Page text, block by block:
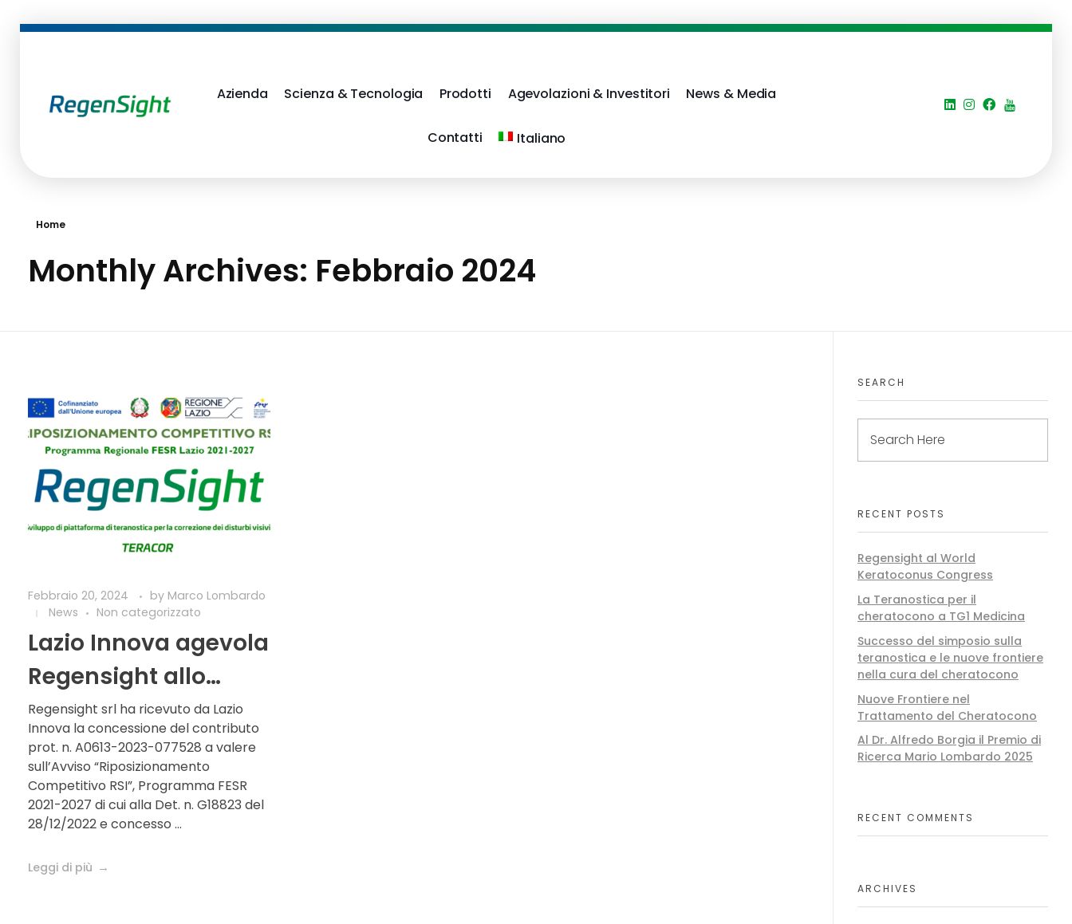
Azienda Scienza & Tecnologia Prodotti Agevolazioni & Investitori News & Media
Contatti Italiano
Home
Monthly Archives: Febbraio 2024
Febbraio 20, 2024 by Marco Lombardo
News
Non categorizzato
Lazio Innova agevola
Regensight allo
sviluppo della
piattaforma di
teranostica per la
correzione dei
Regensight srl ha ricevuto da Lazio
Innova la concessione del contributo
prot. n. A0613-2023-077528 a valere
sull’Avviso “Riposizionamento
Competitivo RSI”, Programma FESR
2021-2027 di cui alla Det. n. G18823 del
28/12/2022 e concesso ...
Leggi di più
SEARCH
RECENT POSTS
Regensight al World
Keratoconus Congress
La Teranostica per il
cheratocono a TG1 Medicina
Successo del simposio sulla
teranostica e le nuove frontiere
nella cura del cheratocono
Nuove Frontiere nel
Trattamento del Cheratocono
Al Dr. Alfredo Borgia il Premio di
Ricerca Mario Lombardo 2025
RECENT COMMENTS
ARCHIVES